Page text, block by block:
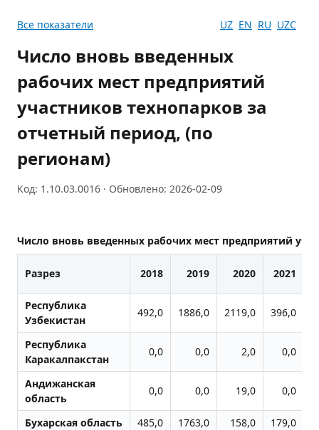
Все показатели UZ EN RU UZC
Число вновь введенных
рабочих мест предприятий
участников технопарков за
отчетный период, (по
регионам)
Код: 1.10.03.0016 · Обновлено: 2026-02-09
Число вновь введенных рабочих мест предприятий
Разрез 2018 2019 2020 2021
Республика
Узбекистан
492,0 1886,0 2119,0 396,0
Республика
Каракалпакстан
0,0 0,0 2,0 0,0
Андижанская
область
0,0 0,0 19,0 0,0
Бухарская область 485,0 1763,0 158,0 179,0